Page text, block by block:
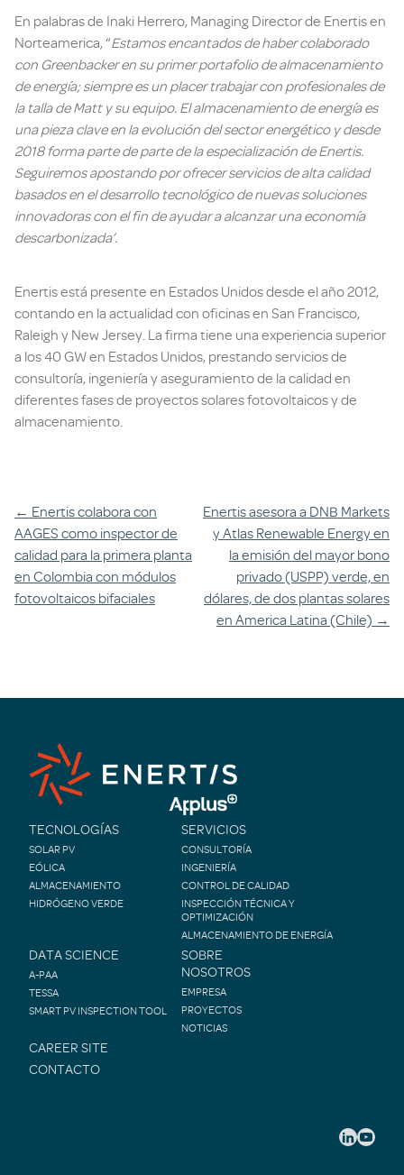
En palabras de Inaki Herrero, Managing Director de Enertis en
Norteamerica, “Estamos encantados de haber colaborado
con Greenbacker en su primer portafolio de almacenamiento
de energía; siempre es un placer trabajar con profesionales de
la talla de Matt y su equipo. El almacenamiento de energía es
una pieza clave en la evolución del sector energético y desde
2018 forma parte de parte de la especialización de Enertis.
Seguiremos apostando por ofrecer servicios de alta calidad
basados en el desarrollo tecnológico de nuevas soluciones
innovadoras con el fin de ayudar a alcanzar una economía
descarbonizada’.
Enertis está presente en Estados Unidos desde el año 2012,
contando en la actualidad con oficinas en San Francisco,
Raleigh y New Jersey. La firma tiene una experiencia superior
a los 40 GW en Estados Unidos, prestando servicios de
consultoría, ingeniería y aseguramiento de la calidad en
diferentes fases de proyectos solares fotovoltaicos y de
almacenamiento.
Navegación
entre
artículos
← Enertis colabora con
AAGES como inspector de
calidad para la primera planta
en Colombia con módulos
fotovoltaicos bifaciales
Enertis asesora a DNB Markets
y Atlas Renewable Energy en
la emisión del mayor bono
privado (USPP) verde, en
dólares, de dos plantas solares
en America Latina (Chile) →
TECNOLOGÍAS
SOLAR PV
EÓLICA
ALMACENAMIENTO
HIDRÓGENO VERDE
SERVICIOS
CONSULTORÍA
INGENIERÍA
CONTROL DE CALIDAD
INSPECCIÓN TÉCNICA Y
OPTIMIZACIÓN
ALMACENAMIENTO DE ENERGÍA
DATA SCIENCE
A-PAA
TESSA
SMART PV INSPECTION TOOL
SOBRE
NOSOTROS
EMPRESA
PROYECTOS
NOTICIAS
CAREER SITE
CONTACTO